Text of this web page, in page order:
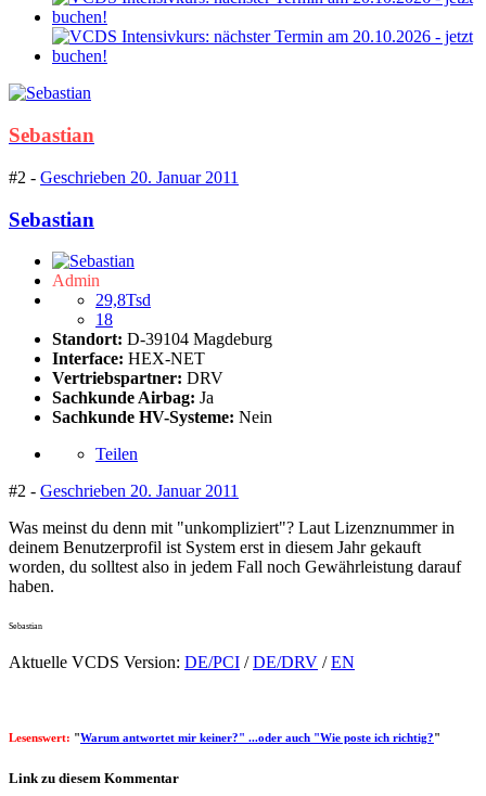
Sebastian
#2 - Geschrieben 20. Januar 2011
Sebastian
Admin
29,8Tsd
18
Standort: D-39104 Magdeburg
Interface: HEX-NET
Vertriebspartner: DRV
Sachkunde Airbag: Ja
Sachkunde HV-Systeme: Nein
Teilen
#2 - Geschrieben 20. Januar 2011
Was meinst du denn mit "unkompliziert"? Laut Lizenznummer in
deinem Benutzerprofil ist System erst in diesem Jahr gekauft
worden, du solltest also in jedem Fall noch Gewährleistung darauf
haben.
Sebastian
Aktuelle VCDS Version: DE/PCI /DE/DRV /EN
Lesenswert: "Warum antwortet mir keiner?" ...oder auch "Wie poste ich richtig?"
Link zu diesem Kommentar